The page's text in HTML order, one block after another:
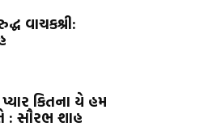
વાચકશ્રી:
કિતના યે હમ
: સૌરભ શાહ